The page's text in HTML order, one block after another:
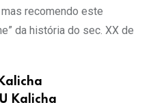
recomendo este
da história do sec. XX de
Kalicha